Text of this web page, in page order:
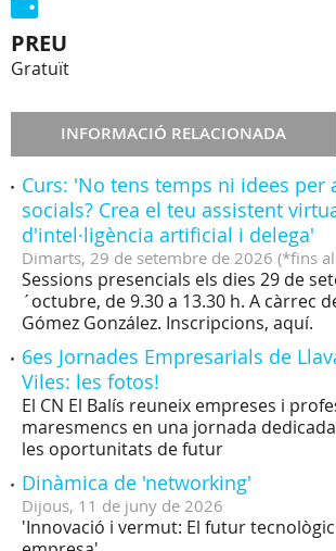
PREU
Gratuït
INFORMACIÓ RELACIONADA
Curs: 'No tens temps ni idees per
socials? Crea el teu assistent
d'intel·ligència artificial i delega'
Dimarts, 29 de setembre de 2026 (*fins
Sessions presencials els dies 29 de
´octubre, de 9.30 a 13.30 h. A càrrec
Gómez González. Inscripcions, aquí.
6es Jornades Empresarials de
Viles: les fotos!
El CN El Balís reuneix empreses i
maresmencs en una jornada
les oportunitats de futur
Dinàmica de 'networking'
Dijous, 11 de juny de 2026
'Innovació i vermut: El futur